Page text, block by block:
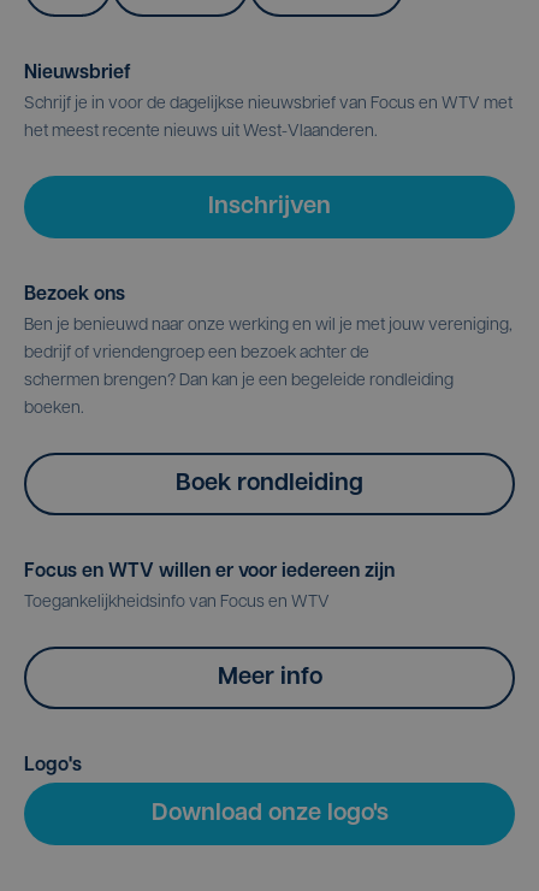
Nieuwsbrief
Schrijf je in voor de dagelijkse nieuwsbrief van Focus en WTV met
het meest recente nieuws uit West-Vlaanderen.
Inschrijven
Bezoek ons
Ben je benieuwd naar onze werking en wil je met jouw vereniging,
bedrijf of vriendengroep een bezoek achter de
schermen brengen? Dan kan je een begeleide rondleiding
boeken.
Boek rondleiding
Focus en WTV willen er voor iedereen zijn
Toegankelijkheidsinfo van Focus en WTV
Meer info
Logo's
Download onze logo's